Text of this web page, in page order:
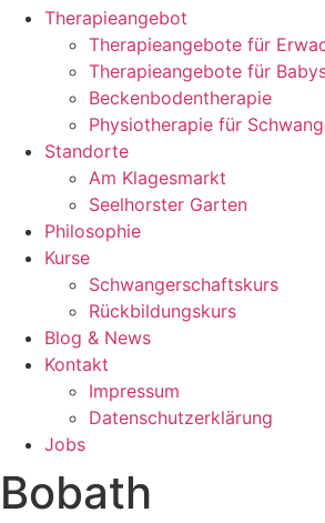
Therapieangebot
Therapieangebote für
Therapieangebote für
Beckenbodentherapie
Physiotherapie für
Standorte
Am Klagesmarkt
Seelhorster Garten
Philosophie
Kurse
Schwangerschaftskurs
Rückbildungskurs
Blog & News
Kontakt
Impressum
Datenschutzerklärung
Jobs
Bobath